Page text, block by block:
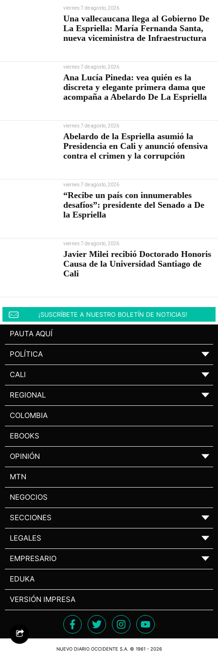
viernes 7 de agosto, 2026
Una vallecaucana llega al Gobierno De
La Espriella: María Fernanda Santa,
nueva viceministra de Infraestructura
viernes 7 de agosto, 2026
Ana Lucía Pineda: vea quién es la
discreta y elegante primera dama que
acompaña a Abelardo De La Espriella
viernes 7 de agosto, 2026
Abelardo de la Espriella asumió la
Presidencia en Cali y anunció ofensiva
contra el crimen y la corrupción
viernes 7 de agosto, 2026
“Recibe un país con innumerables
desafíos”: presidente del Senado a De
la Espriella
viernes 7 de agosto, 2026
Javier Milei recibió Doctorado Honoris
Causa de la Universidad Santiago de
Cali
¡SUSCRÍBETE A NUESTRO BOLETÍN DE NOTICIAS!
PAUTA AQUÍ
POLÍTICA ▼
CALI ▼
REGIONAL ▼
COLOMBIA
EBOOKS
OPINIÓN ▼
MTN
NEGOCIOS
SECCIONES ▼
LEGALES ▼
EMPRESARIO ▼
EDUKA
VERSIÓN IMPRESA
NUEVO DIARIO OCCIDENTE S.A. © 1961 - 2026